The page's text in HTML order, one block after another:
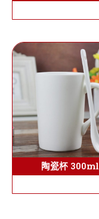
陶瓷杯 300ml